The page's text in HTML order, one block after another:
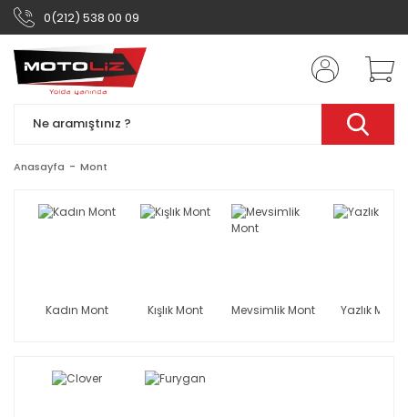
0(212) 538 00 09
Anasayfa Mont
Kadın Mont Kışlık Mont Mevsimlik Mont Yazlık Mont